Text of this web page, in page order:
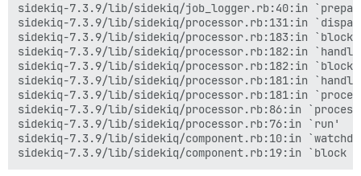
sidekiq-7.3.9/lib/sidekiq/processor.rb:182:in
sidekiq-7.3.9/lib/sidekiq/processor.rb:181:in
sidekiq-7.3.9/lib/sidekiq/processor.rb:181:in
sidekiq-7.3.9/lib/sidekiq/processor.rb:86:in
sidekiq-7.3.9/lib/sidekiq/processor.rb:76:in `run'
sidekiq-7.3.9/lib/sidekiq/component.rb:10:in
sidekiq-7.3.9/lib/sidekiq/job_logger.rb:40:in
sidekiq-7.3.9/lib/sidekiq/processor.rb:131:in
sidekiq-7.3.9/lib/sidekiq/processor.rb:183:in
sidekiq-7.3.9/lib/sidekiq/processor.rb:182:in
sidekiq-7.3.9/lib/sidekiq/processor.rb:182:in
sidekiq-7.3.9/lib/sidekiq/processor.rb:181:in
sidekiq-7.3.9/lib/sidekiq/processor.rb:181:in
sidekiq-7.3.9/lib/sidekiq/processor.rb:86:in
sidekiq-7.3.9/lib/sidekiq/processor.rb:76:in `run'
sidekiq-7.3.9/lib/sidekiq/component.rb:10:in